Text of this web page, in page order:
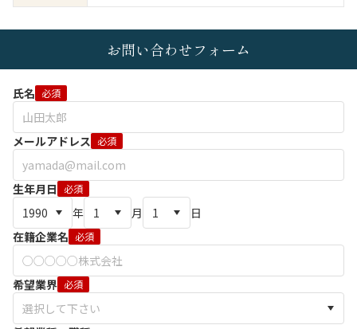
お問い合わせフォーム
氏名 必須
メールアドレス 必須
生年月日 必須
年 月
日
在籍企業名 必須
希望業界 必須